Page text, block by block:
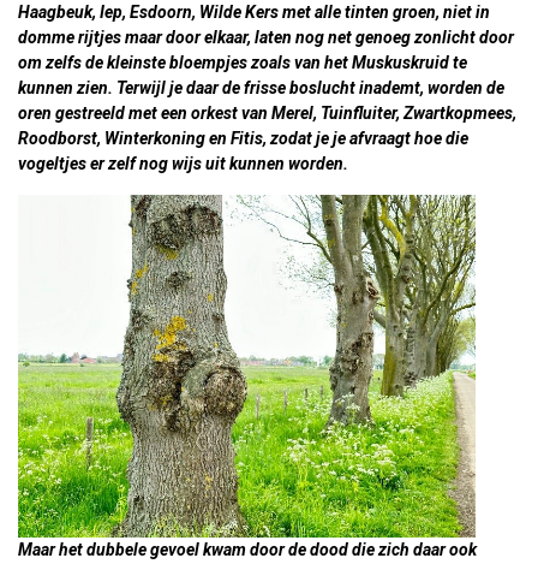
Haagbeuk, Iep, Esdoorn, Wilde Kers met alle tinten groen, niet in
domme rijtjes maar door elkaar, laten nog net genoeg zonlicht door
om zelfs de kleinste bloempjes zoals van het Muskuskruid te
kunnen zien. Terwijl je daar de frisse boslucht inademt, worden de
oren gestreeld met een orkest van Merel, Tuinfluiter, Zwartkopmees,
Roodborst, Winterkoning en Fitis, zodat je je afvraagt hoe die
vogeltjes er zelf nog wijs uit kunnen worden.
Maar het dubbele gevoel kwam door de dood die zich daar ook